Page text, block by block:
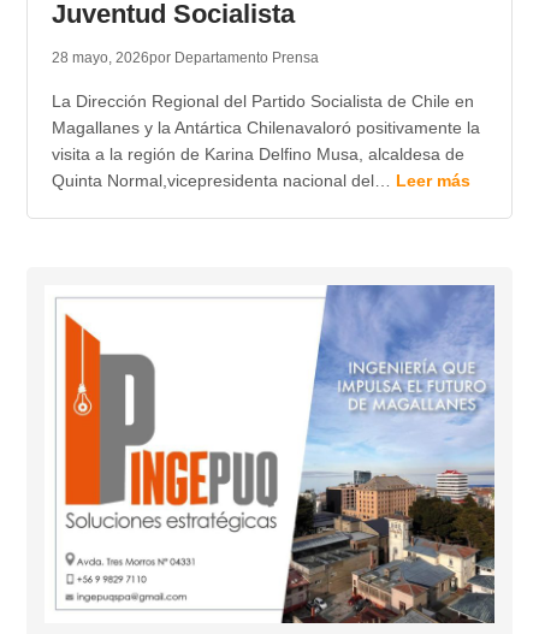
Juventud Socialista
28 mayo, 2026por Departamento Prensa
La Dirección Regional del Partido Socialista de Chile en
Magallanes y la Antártica Chilenavaloró positivamente la
visita a la región de Karina Delfino Musa, alcaldesa de
Quinta Normal,vicepresidenta nacional del… Leer más